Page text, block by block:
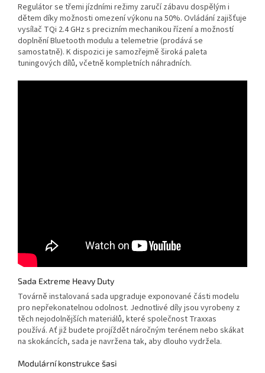
Regulátor se třemi jízdními režimy zaručí zábavu dospělým i
dětem díky možnosti omezení výkonu na 50%. Ovládání zajišťuje
vysílač TQi 2.4 GHz s precizním mechanikou řízení a možností
doplnění Bluetooth modulu a telemetrie (prodává se
samostatně). K dispozici je samozřejmě široká paleta
tuningových dílů, včetně kompletních náhradních.
Sada Extreme Heavy Duty
Továrně instalovaná sada upgraduje exponované části modelu
pro nepřekonatelnou odolnost. Jednotlivé díly jsou vyrobeny z
těch nejodolnějších materiálů, které společnost Traxxas
používá. Ať již budete projíždět náročným terénem nebo skákat
na skokáncích, sada je navržena tak, aby dlouho vydržela.
Modulární konstrukce šasi